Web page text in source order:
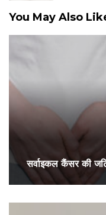
You May Also
सर्वाइकल कैंसर की